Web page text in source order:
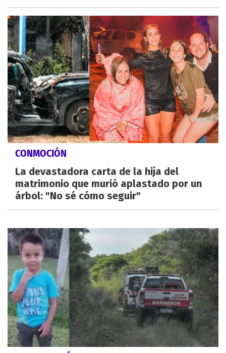
CONMOCIÓN
La devastadora carta de la hija del
matrimonio que murió aplastado por un
árbol: "No sé cómo seguir"